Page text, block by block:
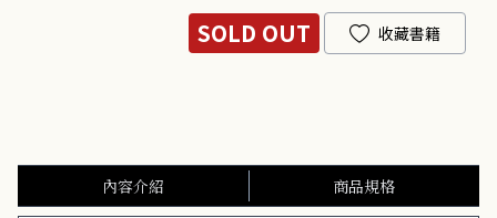
SOLD OUT 收藏書籍
內容介紹 商品規格